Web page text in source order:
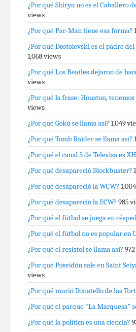
¿Por qué Shiryu no es el Caballero
views
¿Por qué Pac-Man tiene esa forma?
¿Por qué Dostoievski es el padre
1,068 views
¿Por qué Los Beatles dejaron de
views
¿Por qué la frase: Houston,
views
¿Por qué Gokú se llama así? 1,049
¿Por qué Tomb Raider se llama así?
¿Por qué el canal 5 de Televisa es
¿Por qué desapareció Blockbuster?
¿Por qué desapareció la WCW?
¿Por qué desapareció la ECW? 985
¿Por qué el fútbol se juega en
¿Por qué el fútbol no es popular en
¿Por qué el resistol se llama así?
¿Por qué Poseidón sale en Saint
views
¿Por qué murió Donatello de las
¿Por qué el parque “La Marquesa”
¿Por qué la política es una ciencia?